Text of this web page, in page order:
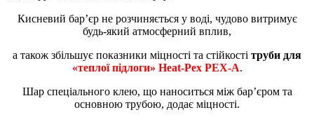
Кисневий бар’єр не розчиняється у воді, чудово витримує
будь-який атмосферний вплив,
а також збільшує показники міцності та стійкості труби для
«теплої підлоги» Heat-Pex PEX-А.
Шар спеціального клею, що наноситься між бар’єром та
основною трубою, додає міцності.